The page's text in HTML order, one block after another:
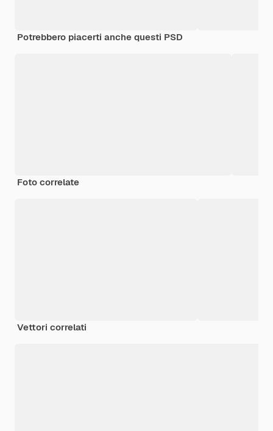
Potrebbero piacerti anche questi PSD
Foto correlate
Vettori correlati